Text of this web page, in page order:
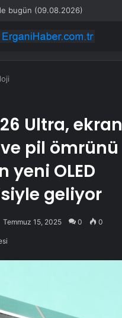
bugün (09.08.2026)
Ultra, ekran
pil ömrünü
yeni OLED
geliyor
Temmuz 15, 2025 0 0